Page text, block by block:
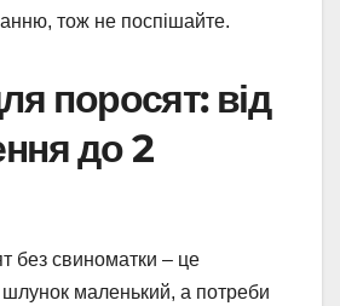
тож не поспішайте.
поросят: від
до 2
без свиноматки – це
шлунок маленький, а потреби